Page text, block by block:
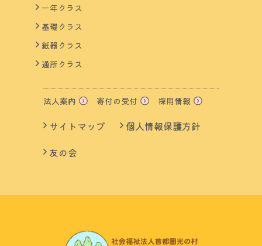
一年クラス
基礎クラス
紙器クラス
通所クラス
法人案内 寄付の受付 採用情報
サイトマップ
個人情報保護方針
友の会